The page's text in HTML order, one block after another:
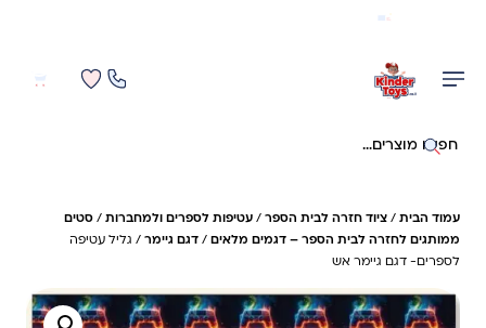
חיפוש באתר
עמוד הבית / ציוד חזרה לבית הספר / עטיפות לספרים ולמחברות / סטים
ממותגים לחזרה לבית הספר – דגמים מלאים / דגם גיימר / גליל עטיפה
לספרים- דגם גיימר אש